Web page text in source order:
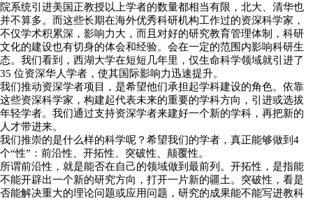
院系统引进美国正教授以上学者的数量都相当有限，北大、清华也
并不算多。而这些长期在海外优秀科研机构工作过的资深科学家，
不仅学术积累深，影响力大，而且对好的研究教育管理体制，科研
文化的建设也有切身的体会和经验。会在一定的范围内影响科研生
态。我们看到，西湖大学在短短几年里，仅生命科学领域就引进了
35 位资深华人学者，使其国际影响力迅速提升。
我们推动资深学者项目，是希望他们承担起学科建设的角色。依靠
这些资深科学家，构建起代表未来的重要的学科方向，引进或选拔
年轻学者。我们通过支持资深学者来建好一个新的学科，再把新的
人才带进来。
我们推崇的是什么样的科学呢？希望我们的学者，真正能够做到4
个“性”：前沿性、开拓性、突破性、颠覆性。
所谓前沿性，就是能否在自己的领域做到最前列。开拓性，是指能
不能开辟出一个新的研究方向，打开一片新的疆土。突破性，看是
否能解决重大的理论问题或应用问题，研究的成果能不能写进教科